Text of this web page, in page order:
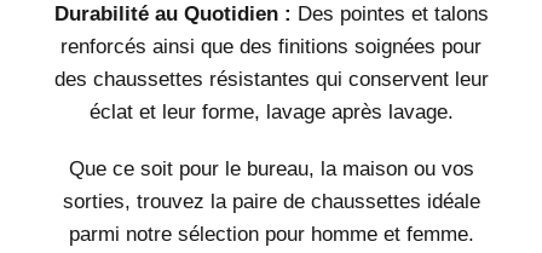
Durabilité au Quotidien : Des pointes et talons
renforcés ainsi que des finitions soignées pour
des chaussettes résistantes qui conservent leur
éclat et leur forme, lavage après lavage.
Que ce soit pour le bureau, la maison ou vos
sorties, trouvez la paire de chaussettes idéale
parmi notre sélection pour homme et femme.